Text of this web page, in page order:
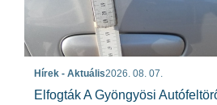
Hírek - Aktuális2026. 08. 07.
Elfogták A Gyöngyösi